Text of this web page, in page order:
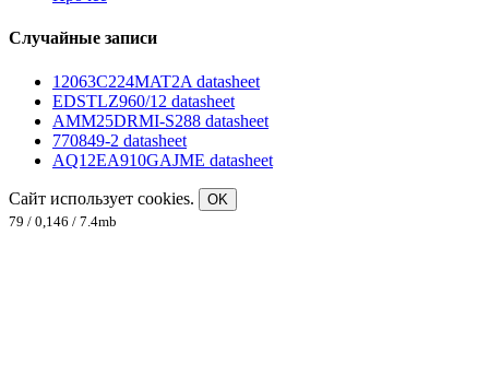
Случайные записи
12063C224MAT2A datasheet
EDSTLZ960/12 datasheet
AMM25DRMI-S288 datasheet
770849-2 datasheet
AQ12EA910GAJME datasheet
Сайт использует cookies.
OK
79 / 0,146 / 7.4mb